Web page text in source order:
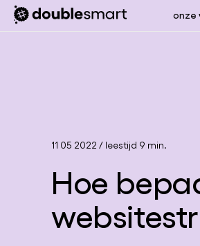
onze
11 05 2022/ leestijd 9 min.
Hoe